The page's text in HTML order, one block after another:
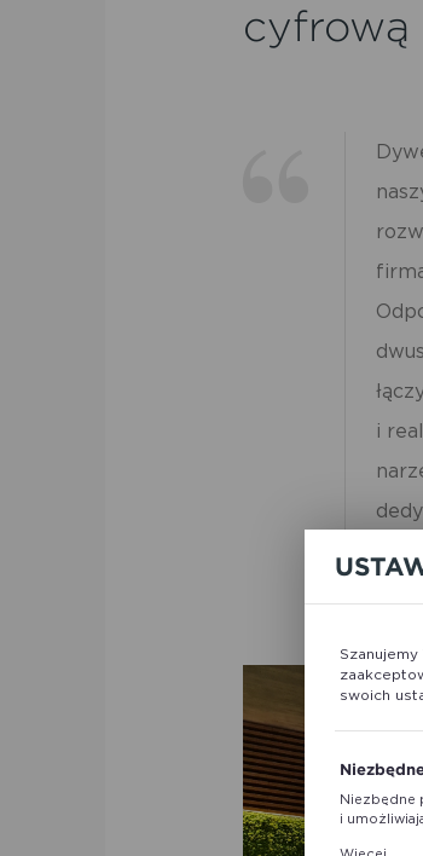
cyfrową
i
swoich
Niezbędne
i